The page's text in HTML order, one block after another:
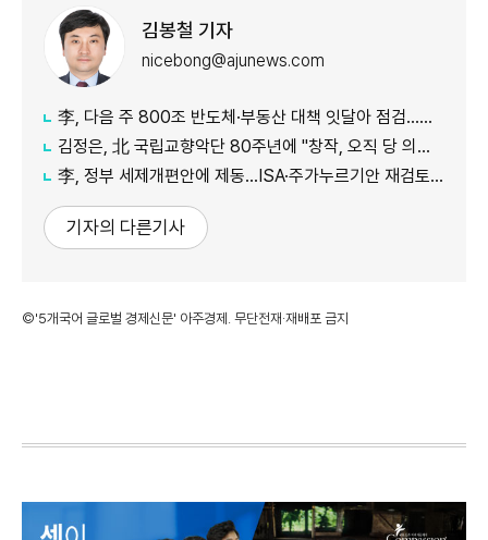
김봉철 기자
nicebong@ajunews.com
李, 다음 주 800조 반도체·부동산 대책 잇달아 점검…어떤 얘기 오갈까
김정은, 北 국립교향악단 80주년에 "창작, 오직 당 의도대로 진행"
李, 정부 세제개편안에 제동…ISA·주가누르기안 재검토 지시
기자의 다른기사
©'5개국어 글로벌 경제신문' 아주경제. 무단전재·재배포 금지